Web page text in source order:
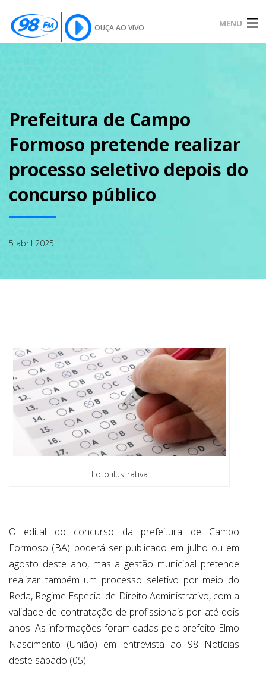
OUÇA AO VIVO MENU
SOBRE
PODCAST
GALERIA
Prefeitura de Campo
Formoso pretende realizar
processo seletivo depois do
concurso público
5 abril 2025
Foto ilustrativa
O edital do concurso da prefeitura de Campo
Formoso (BA) poderá ser publicado em julho ou em
agosto deste ano, mas a gestão municipal pretende
realizar também um processo seletivo por meio do
Reda, Regime Especial de Direito Administrativo, com a
validade de contratação de profissionais por até dois
anos. As informações foram dadas pelo prefeito Elmo
Nascimento (União) em entrevista ao 98 Notícias
deste sábado (05).